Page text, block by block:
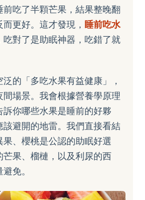
前吃了半顆芒果，結果整晚翻
更好。這才發現， 睡前吃水
吃對了是助眠神器，吃錯了就
的「多吃水果有益健康」，
間場景。我會根據營養學原理
訴你哪些水果是睡前的好夥
該避開的地雷。我們直接看結
、櫻桃是公認的助眠好選
芒果、榴槤，以及利尿的西
免。